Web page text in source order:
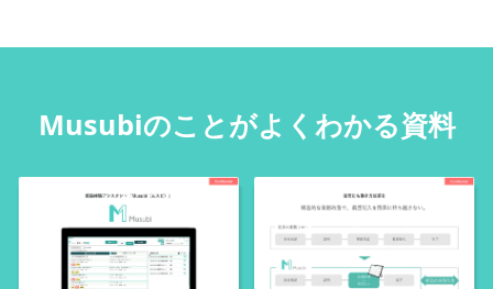
Musubiのことがよくわかる資料